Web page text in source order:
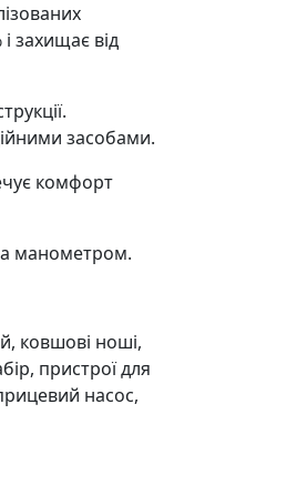
захищає від
засобами.
комфорт
манометром.
ковшові ноші,
пристрої для
насос,